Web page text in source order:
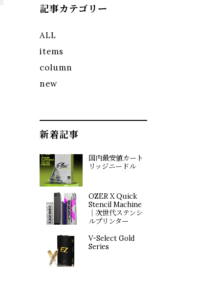
記事カテゴリー
ALL
items
column
new
新着記事
国内最安値カート
リッジニードル
OZER X Quick
Stencil Machine
｜次世代ステンシ
ルプリンター
V-Select Gold
Series